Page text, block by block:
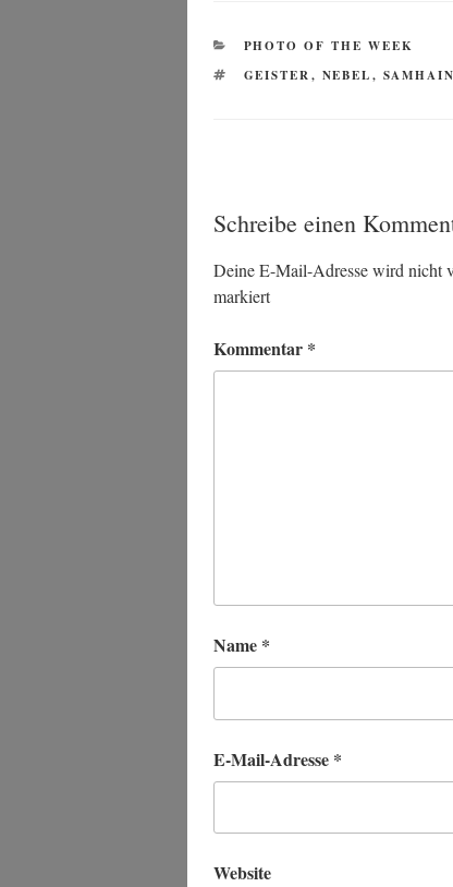
KATEGORIEN
PHOTO OF THE WEEK
SCHLAGWÖRTER
GEISTER, NEBEL, SAMHAIN
Schreibe einen
Deine E-Mail-Adresse wird nicht
markiert
Kommentar *
Name *
E-Mail-Adresse *
Website